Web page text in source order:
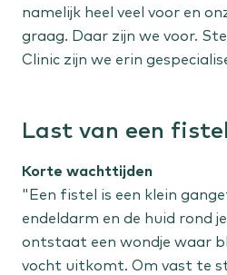
Vetbult
Sportletsel
Vrouw
Menstruatieklachten
Overgangsklachten
namelijk heel veel voor en
graag. Daar zijn we voor.
Clinic zijn we erin
Last van een
Korte wachttijden
"Een fistel is een klein
endeldarm en de huid rond
ontstaat een wondje waar
vocht uitkomt. Om vast te